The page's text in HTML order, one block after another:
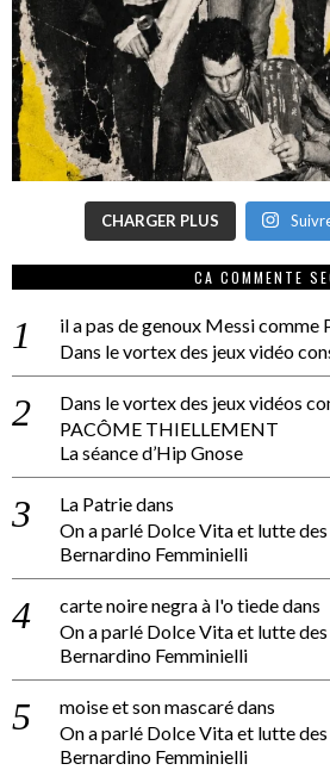
CHARGER PLUS
CA COMMENTE
il a pas de genoux Messi comme
Dans le vortex des jeux vidéo
Dans le vortex des jeux vidéos
PACÔME THIELLEMENT
La séance d’Hip Gnose
La Patriedans
On a parlé Dolce Vita et lutte des
Bernardino Femminielli
carte noire negra à l'o tiededans
On a parlé Dolce Vita et lutte des
Bernardino Femminielli
moise et son mascarédans
On a parlé Dolce Vita et lutte des
Bernardino Femminielli